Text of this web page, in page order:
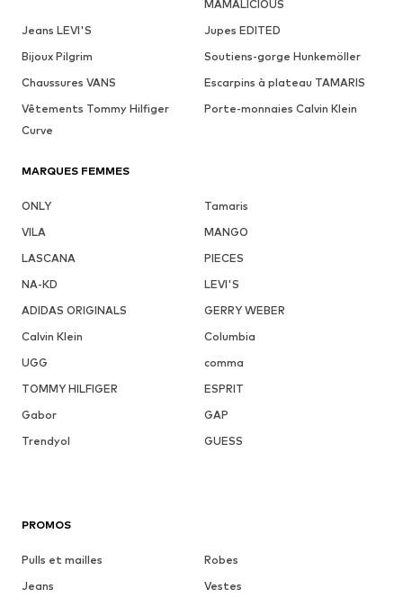
MAMALICIOUS
Jeans LEVI'S
Jupes EDITED
Bijoux Pilgrim
Soutiens-gorge Hunkemöller
Chaussures VANS
Escarpins à plateau TAMARIS
Vêtements Tommy Hilfiger
Curve
Porte-monnaies Calvin Klein
MARQUES FEMMES
ONLY
Tamaris
VILA
MANGO
LASCANA
PIECES
NA-KD
LEVI'S
ADIDAS ORIGINALS
GERRY WEBER
Calvin Klein
Columbia
UGG
comma
TOMMY HILFIGER
ESPRIT
Gabor
GAP
Trendyol
GUESS
PROMOS
Pulls et mailles
Robes
Jeans
Vestes